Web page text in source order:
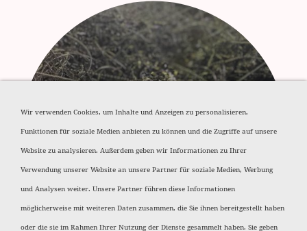
Aluminium Späne
Wir verwenden Cookies, um Inhalte und Anzeigen zu personalisieren,
Funktionen für soziale Medien anbieten zu können und die Zugriffe auf unsere
Website zu analysieren. Außerdem geben wir Informationen zu Ihrer
Verwendung unserer Website an unsere Partner für soziale Medien, Werbung
und Analysen weiter. Unsere Partner führen diese Informationen
möglicherweise mit weiteren Daten zusammen, die Sie ihnen bereitgestellt haben
oder die sie im Rahmen Ihrer Nutzung der Dienste gesammelt haben. Sie geben